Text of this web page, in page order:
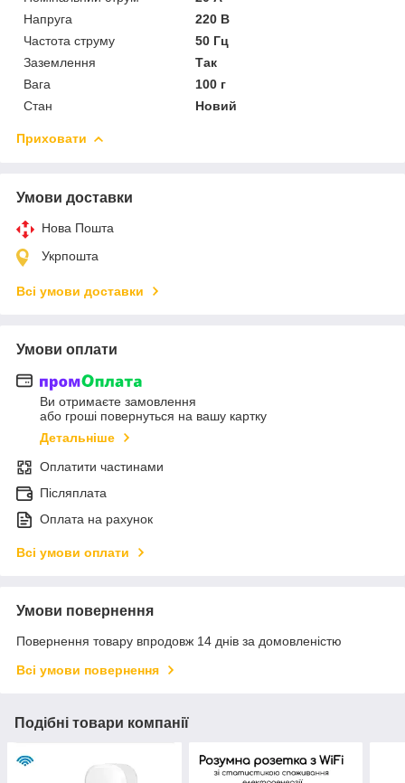
Напруга
220 В
Частота струму
50 Гц
Заземлення
Так
Вага
100 г
Стан
Новий
Приховати
Умови доставки
Нова Пошта
Укрпошта
Всі умови доставки
Умови оплати
Ви отримаєте замовлення
або гроші повернуться на вашу картку
Детальніше
Оплатити частинами
Післяплата
Оплата на рахунок
Всі умови оплати
Умови повернення
Повернення товару впродовж 14 днів за домовленістю
Всі умови повернення
Подібні товари компанії